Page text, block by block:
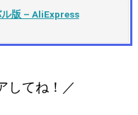
版 – AliExpress
してね！／